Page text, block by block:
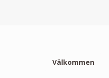
Välkommen